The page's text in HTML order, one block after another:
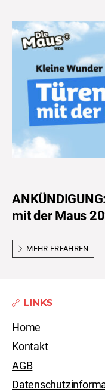
mit der Maus
MEHR ERFAHREN
LINKS
Home
Kontakt
AGB